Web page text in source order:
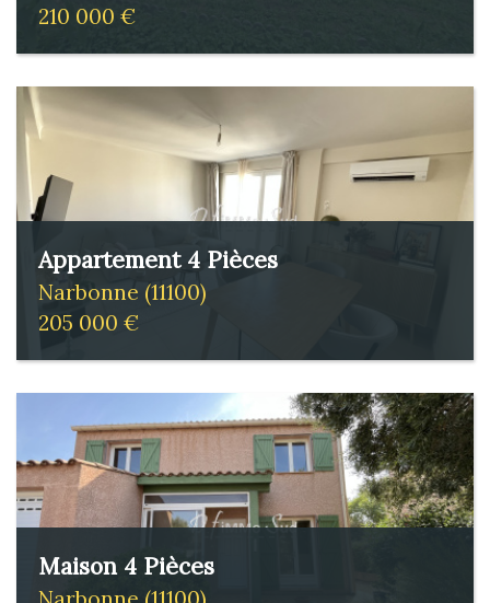
210 000 €
Appartement 4 Pièces
Narbonne (11100)
205 000 €
Maison 4 Pièces